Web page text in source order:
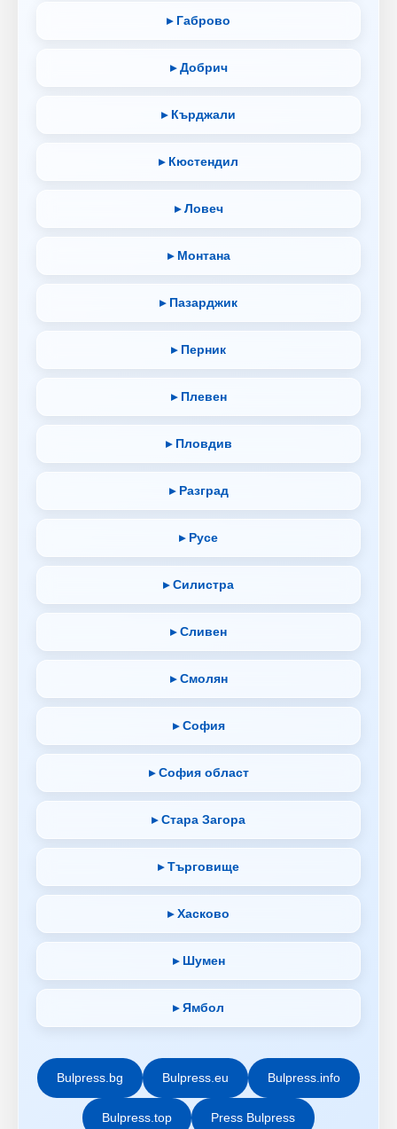
▸ Габрово
▸ Добрич
▸ Кърджали
▸ Кюстендил
▸ Ловеч
▸ Монтана
▸ Пазарджик
▸ Перник
▸ Плевен
▸ Пловдив
▸ Разград
▸ Русе
▸ Силистра
▸ Сливен
▸ Смолян
▸ София
▸ София област
▸ Стара Загора
▸ Търговище
▸ Хасково
▸ Шумен
▸ Ямбол
Bulpress.bg Bulpress.eu Bulpress.info
Bulpress.top Press Bulpress